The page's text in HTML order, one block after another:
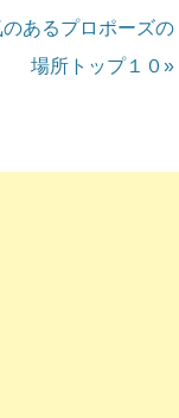
あるプロポーズの
場所トップ１０»